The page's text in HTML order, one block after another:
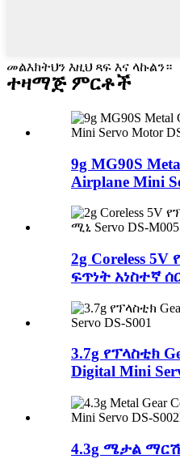
መልእክትህን እዚህ ጻፍ እና ላኩልን።
ተዛማጅ ምርቶች
9g MG90S
Airplane Mini
2g Coreless
ፍጥነት አነስተኛ
3.7g የፕላስቲክ
Digital Mini
4.3g ሜታል ማርሽ